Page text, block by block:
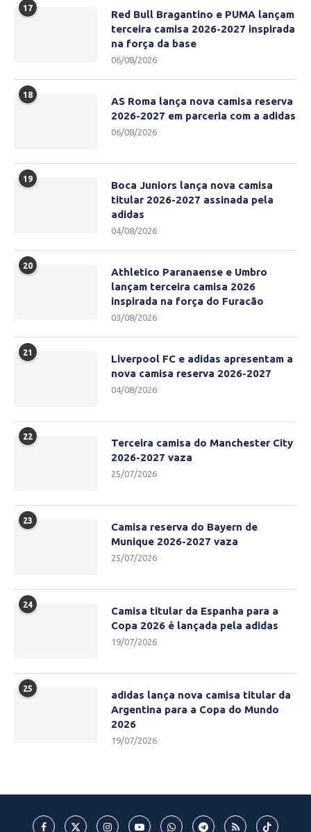
17
Red Bull Bragantino e PUMA lançam
terceira camisa 2026-2027 inspirada
na força da base
06/08/2026
18
AS Roma lança nova camisa reserva
2026-2027 em parceria com a adidas
06/08/2026
19
Boca Juniors lança nova camisa
titular 2026-2027 assinada pela
adidas
04/08/2026
20
Athletico Paranaense e Umbro
lançam terceira camisa 2026
inspirada na força do Furacão
03/08/2026
21
Liverpool FC e adidas apresentam a
nova camisa reserva 2026-2027
04/08/2026
22
Terceira camisa do Manchester City
2026-2027 vaza
25/07/2026
23
Camisa reserva do Bayern de
Munique 2026-2027 vaza
25/07/2026
24
Camisa titular da Espanha para a
Copa 2026 é lançada pela adidas
19/07/2026
25
adidas lança nova camisa titular da
Argentina para a Copa do Mundo
2026
19/07/2026